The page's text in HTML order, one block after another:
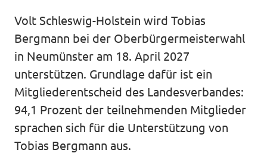
Volt Schleswig-Holstein wird Tobias
Bergmann bei der Oberbürgermeisterwahl
in Neumünster am 18. April 2027
unterstützen. Grundlage dafür ist ein
Mitgliederentscheid des Landesverbandes:
94,1 Prozent der teilnehmenden Mitglieder
sprachen sich für die Unterstützung von
Tobias Bergmann aus.